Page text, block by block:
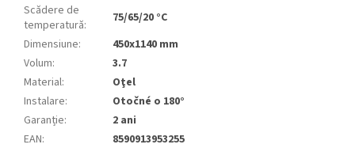
Scădere de
temperatură:
75/65/20 °C
Dimensiune:
450x1140 mm
Volum:
3.7
Material:
Oţel
Instalare:
Otočné o 180°
Garanție:
2 ani
EAN: 8590913953255